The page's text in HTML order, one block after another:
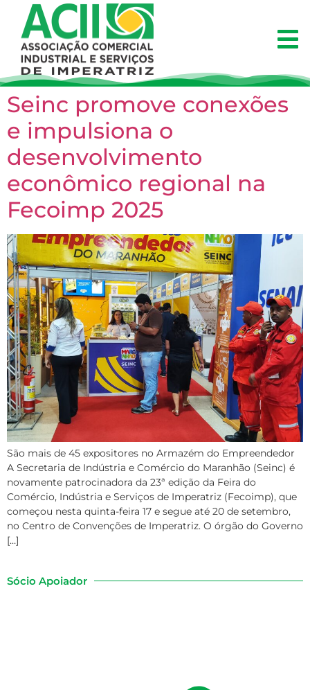
Seinc promove conexões
e impulsiona o
desenvolvimento
econômico regional na
Fecoimp 2025
São mais de 45 expositores no Armazém do Empreendedor
A Secretaria de Indústria e Comércio do Maranhão (Seinc) é
novamente patrocinadora da 23ª edição da Feira do
Comércio, Indústria e Serviços de Imperatriz (Fecoimp), que
começou nesta quinta-feira 17 e segue até 20 de setembro,
no Centro de Convenções de Imperatriz. O órgão do Governo
[…]
Sócio Apoiador